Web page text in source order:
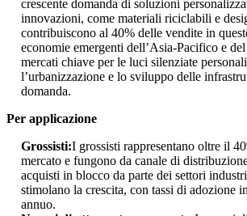
crescente domanda di soluzioni
innovazioni, come materiali riciclabili e
contribuiscono al 40% delle vendite in
economie emergenti dell’Asia-Pacifico e
mercati chiave per le luci silenziate
l’urbanizzazione e lo sviluppo delle
domanda.
Per applicazione
Grossisti:I grossisti rappresentano oltre il
mercato e fungono da canale di
acquisti in blocco da parte dei settori
stimolano la crescita, con tassi di adozione
annuo.